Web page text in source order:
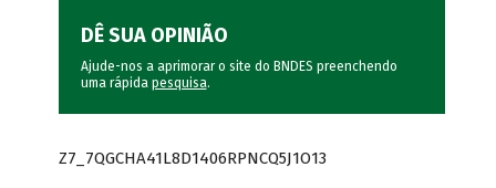
DÊ SUA OPINIÃO
Ajude-nos a aprimorar o site do BNDES preenchendo
uma rápida pesquisa.
Z7_7QGCHA41L8D1406RPNCQ5J1O13